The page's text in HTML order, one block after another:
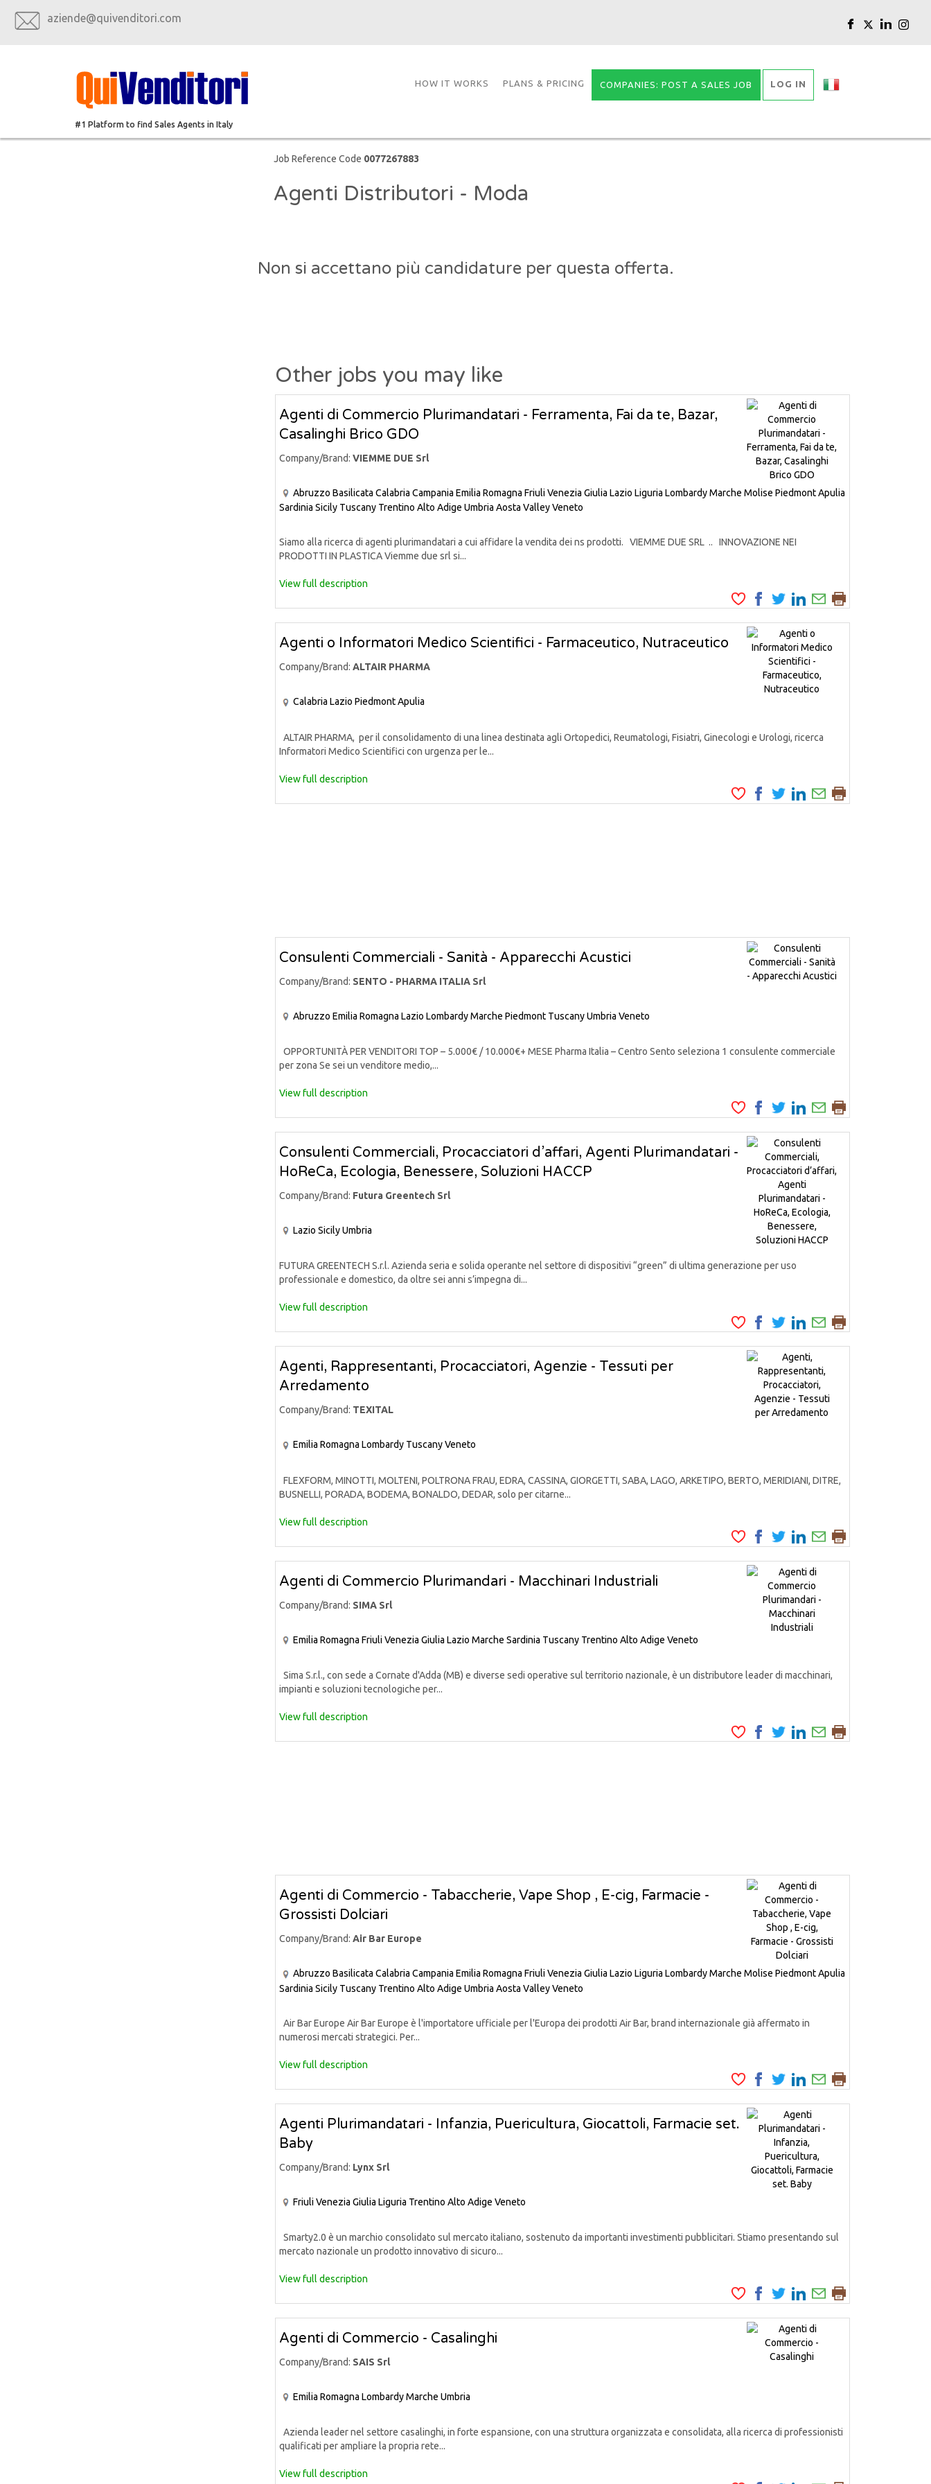
aziende@quivenditori.com
#1 Platform to find Sales Agents in Italy
HOW IT WORKS PLANS & PRICING COMPANIES: POST A SALES JOB LOG IN
Job Reference Code 0077267883
Agenti Distributori - Moda
Non si accettano più candidature per questa offerta.
Other jobs you may like
Agenti di Commercio Plurimandatari - Ferramenta, Fai da te, Bazar,
Casalinghi Brico GDO
Company/Brand: VIEMME DUE Srl
Abruzzo Basilicata Calabria Campania Emilia Romagna Friuli Venezia Giulia Lazio Liguria LombardyMarche Molise PiedmontApulia
Sardinia Sicily Tuscany Trentino Alto Adige Umbria Aosta ValleyVeneto
Siamo alla ricerca di agenti plurimandatari a cui affidare la vendita dei ns prodotti. VIEMME DUE SRL .. INNOVAZIONE NEI
PRODOTTI IN PLASTICA Viemme due srl si...
View full description
Agenti o Informatori Medico Scientifici - Farmaceutico, Nutraceutico
Company/Brand: ALTAIR PHARMA
Calabria Lazio PiedmontApulia
ALTAIR PHARMA, per il consolidamento di una linea destinata agli Ortopedici, Reumatologi, Fisiatri, Ginecologi e Urologi, ricerca
Informatori Medico Scientifici con urgenza per le...
View full description
Consulenti Commerciali - Sanità - Apparecchi Acustici
Company/Brand: SENTO - PHARMA ITALIA Srl
Abruzzo Emilia Romagna Lazio LombardyMarche Piedmont TuscanyUmbria Veneto
OPPORTUNITÀ PER VENDITORI TOP – 5.000€ / 10.000€+ MESE Pharma Italia – Centro Sento seleziona 1 consulente commerciale
per zona Se sei un venditore medio,...
View full description
Consulenti Commerciali, Procacciatori d’affari, Agenti Plurimandatari -
HoReCa, Ecologia, Benessere, Soluzioni HACCP
Company/Brand: Futura Greentech Srl
Lazio SicilyUmbria
FUTURA GREENTECH S.r.l. Azienda seria e solida operante nel settore di dispositivi “green” di ultima generazione per uso
professionale e domestico, da oltre sei anni s’impegna di...
View full description
Agenti, Rappresentanti, Procacciatori, Agenzie - Tessuti per
Arredamento
Company/Brand: TEXITAL
Emilia Romagna Lombardy TuscanyVeneto
FLEXFORM, MINOTTI, MOLTENI, POLTRONA FRAU, EDRA, CASSINA, GIORGETTI, SABA, LAGO, ARKETIPO, BERTO, MERIDIANI, DITRE,
BUSNELLI, PORADA, BODEMA, BONALDO, DEDAR, solo per citarne...
View full description
Agenti di Commercio Plurimandari - Macchinari Industriali
Company/Brand: SIMA Srl
Emilia Romagna Friuli Venezia Giulia Lazio Marche Sardinia Tuscany Trentino Alto Adige Veneto
Sima S.r.l., con sede a Cornate d'Adda (MB) e diverse sedi operative sul territorio nazionale, è un distributore leader di macchinari,
impianti e soluzioni tecnologiche per...
View full description
Agenti di Commercio - Tabaccherie, Vape Shop , E-cig, Farmacie -
Grossisti Dolciari
Company/Brand: Air Bar Europe
Abruzzo Basilicata Calabria Campania Emilia Romagna Friuli Venezia Giulia Lazio Liguria LombardyMarche Molise PiedmontApulia
Sardinia Sicily Tuscany Trentino Alto Adige Umbria Aosta ValleyVeneto
Air Bar Europe Air Bar Europe è l'importatore ufficiale per l'Europa dei prodotti Air Bar, brand internazionale già affermato in
numerosi mercati strategici. Per...
View full description
Agenti Plurimandatari - Infanzia, Puericultura, Giocattoli, Farmacie set.
Baby
Company/Brand: Lynx Srl
Friuli Venezia Giulia Liguria Trentino Alto Adige Veneto
Smarty2.0 è un marchio consolidato sul mercato italiano, sostenuto da importanti investimenti pubblicitari. Stiamo presentando sul
mercato nazionale un prodotto innovativo di sicuro...
View full description
Agenti di Commercio - Casalinghi
Company/Brand: SAIS Srl
Emilia Romagna LombardyMarche Umbria
Azienda leader nel settore casalinghi, in forte espansione, con una struttura organizzata e consolidata, alla ricerca di professionisti
qualificati per ampliare la propria rete...
View full description